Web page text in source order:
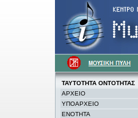
ΤΑΥΤΟΤΗΤΑ ΟΝΤΟΤΗΤΑΣ
ΑΡΧΕΙΟ
ΥΠΟΑΡΧΕΙΟ
ΕΝΟΤΗΤΑ